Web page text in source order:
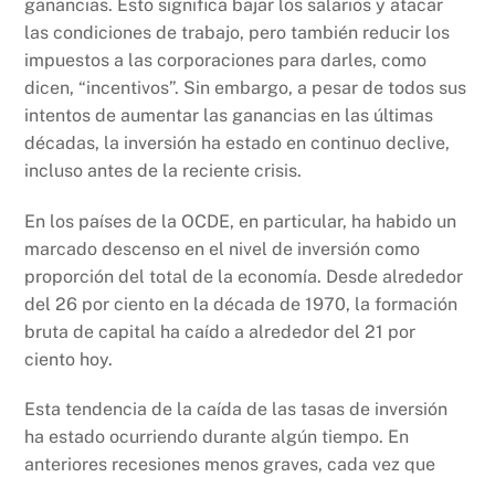
ganancias. Esto significa bajar los salarios y atacar
las condiciones de trabajo, pero también reducir los
impuestos a las corporaciones para darles, como
dicen, “incentivos”. Sin embargo, a pesar de todos sus
intentos de aumentar las ganancias en las últimas
décadas, la inversión ha estado en continuo declive,
incluso antes de la reciente crisis.
En los países de la OCDE, en particular, ha habido un
marcado descenso en el nivel de inversión como
proporción del total de la economía. Desde alrededor
del 26 por ciento en la década de 1970, la formación
bruta de capital ha caído a alrededor del 21 por
ciento hoy.
Esta tendencia de la caída de las tasas de inversión
ha estado ocurriendo durante algún tiempo. En
anteriores recesiones menos graves, cada vez que